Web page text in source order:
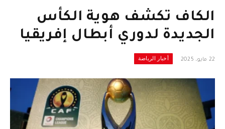
الكاف تكشف هوية الكأس
الجديدة لدوري أبطال إفريقيا
22 مايو، 2025 أخبار الرياضة